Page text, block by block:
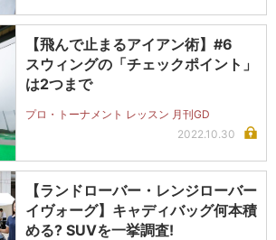
【飛んで止まるアイアン術】#6
スウィングの「チェックポイント」
は2つまで
プロ・トーナメント レッスン 月刊GD
2022.10.30
【ランドローバー・レンジローバー
イヴォーグ】キャディバッグ何本積
める? SUVを一挙調査!